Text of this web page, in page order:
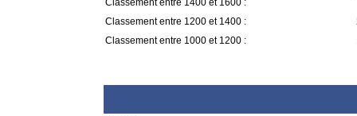
Classement entre 1400 et 1600 :
Classement entre 1200 et 1400 :
Classement entre 1000 et 1200 :